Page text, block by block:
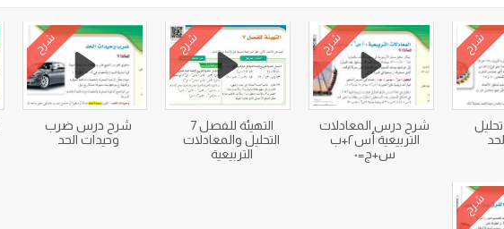
شرح شرح
شرح درس المعادلات
التربيعية أس٢+ب
س+ج=٠
شرح
التهيئة للفصل 7
التحليل والمعادلات
التربيعية
شرح
شرح درس ضرب
وحيدات الحد
شرح